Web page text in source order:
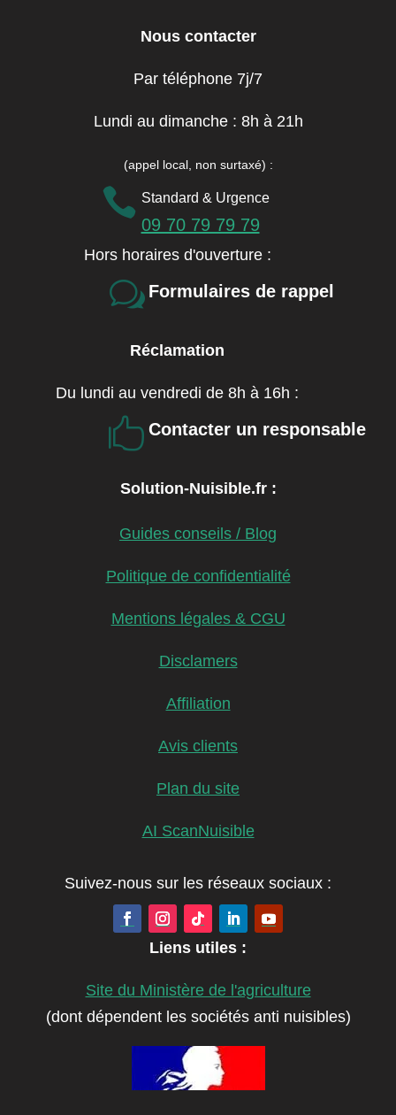
Nous contacter
Par téléphone 7j/7
Lundi au dimanche : 8h à 21h
(appel local, non surtaxé) :
 Standard & Urgence
09 70 79 79 79
Hors horaires d'ouverture :
w Formulaires de rappel
Réclamation
Du lundi au vendredi de 8h à 16h :
 Contacter un responsable
Solution-Nuisible.fr :
Guides conseils / Blog
Politique de confidentialité
Mentions légales & CGU
Disclamers
Affiliation
Avis clients
Plan du site
AI ScanNuisible
Suivez-nous sur les réseaux sociaux :
Liens utiles :
Site du Ministère de l'agriculture
(dont dépendent les sociétés anti nuisibles)